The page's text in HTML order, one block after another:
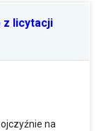
z licytacji
na